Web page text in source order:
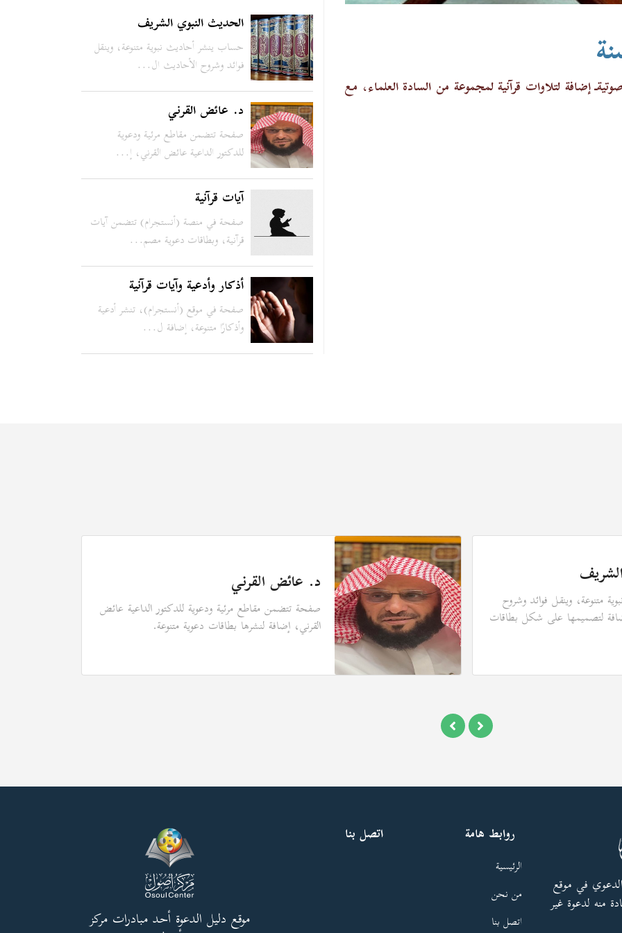
إضافة لتلاوات قرآنية لمجموعة من السادة العلماء، مع
الحديث النبوي الشريف
حساب ينشر أحاديث نبوية متنوعة، وينقل
فوائد وشروح الأحاديث ال...
د. عائض القرني
صفحة تتضمن مقاطع مرئية ودعوية
للدكتور الداعية عائض القرني، إ...
آيات قرآنية
صفحة في منصة (أنستجرام) تتضمن آيات
قرآنية، وبطاقات دعوية مصم...
أذكار وأدعية وآيات قرآنية
صفحة في موقع (أنستجرام)، تنشر أدعية
وأذكارًا متنوعة، إضافة ل...
متنوعة، وينقل فوائد وشروح
لتصميمها على شكل بطاقات
د. عائض القرني
صفحة تتضمن مقاطع مرئية ودعوية للدكتور الداعية عائض
القرني، إضافة لنشرها بطاقات دعوية متنوعة.
في موقع
منه لدعوة غير
روابط هامة
الرئيسية
من نحن
اتصل بنا
اتصل بنا
موقع دليل الدعوة أحد مبادرات مركز